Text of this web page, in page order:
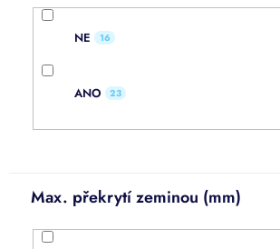
NE 16
ANO 23
Max. překrytí zeminou (mm)